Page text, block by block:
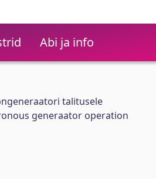
Abi ja info
talitusele
generaator operation